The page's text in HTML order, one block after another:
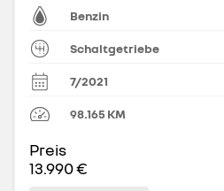
Benzin
Schaltgetriebe
7/2021
98.165 KM
Preis
13.990 €